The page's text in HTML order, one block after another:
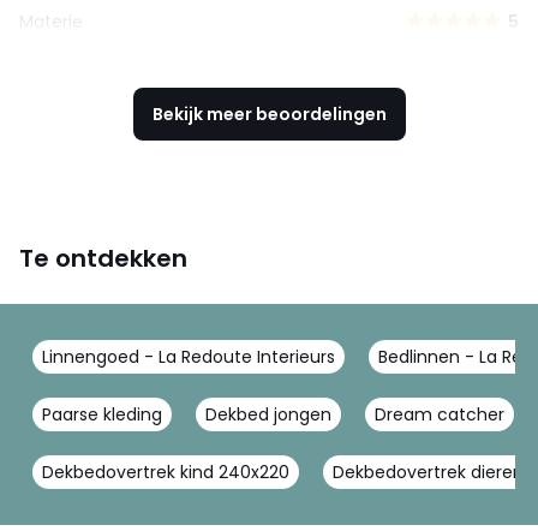
Materie 5
Bekijk meer beoordelingen
Te ontdekken
Linnengoed - La Redoute Interieurs Bedlinnen - La
Paarse kleding Dekbed jongen Dream catcher
Dekbedovertrek kind 240x220 Dekbedovertrek dieren